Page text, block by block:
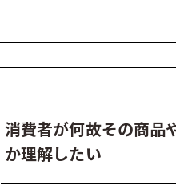
消費者が何故その商品
か理解したい